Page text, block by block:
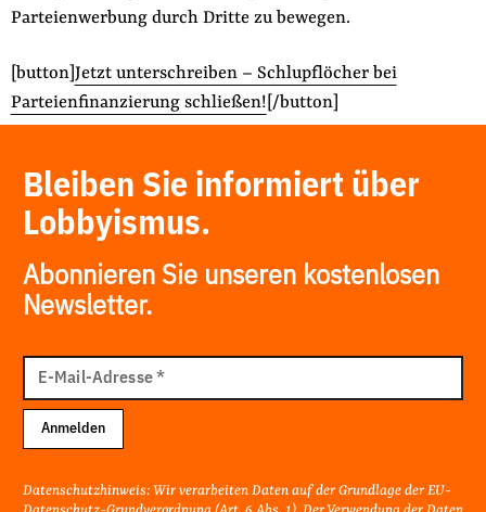
Parteienwerbung durch Dritte zu bewegen.
[button] Jetzt unterschreiben – Schlupflöcher bei
Parteienfinanzierung schließen! [/button]
Bleiben Sie informiert über
Lobbyismus.
Abonnieren Sie unseren kostenlosen
Newsletter.
Mail
Adresse
E-Mail-Adresse*
Anmelden
Datenschutzhinweis: Wir verarbeiten Daten auf der Grundlage der EU-